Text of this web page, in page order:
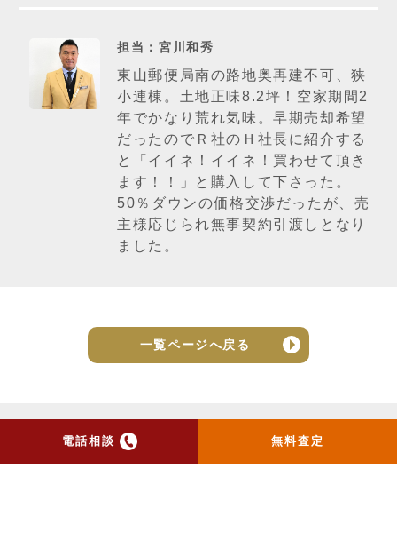
電話相談 無料査定
担当：宮川和秀
東山郵便局南の路地奥再建不可、狭
小連棟。土地正味8.2坪！空家期間2
年でかなり荒れ気味。早期売却希望
だったのでＲ社のＨ社長に紹介する
と「イイネ！イイネ！買わせて頂き
ます！！」と購入して下さった。
50％ダウンの価格交渉だったが、売
主様応じられ無事契約引渡しとなり
ました。
一覧ページへ戻る